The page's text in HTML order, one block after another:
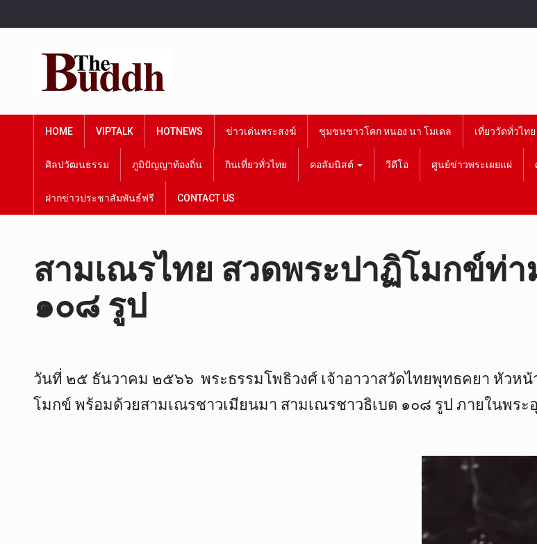
HOME VIPTALK HOTNEWS ข่าวเด่นพระสงฆ์ ชุมชนชาวโคก หนอง นา โมเดล เที่ยววัดทั่วไทย
ศิลปวัฒนธรรม ภูมิปัญญาท้องถิ่น กินเที่ยวทั่วไทย คอลัมนิสต์ วีดีโอ ศูนย์ข่าวพระเผยแผ่
ฝากข่าวประชาสัมพันธ์ฟรี CONTACT US
สามเณรไทย สวดพระปาฏิโมกข์ท่
๑๐๘ รูป
วันที่ ๒๕ ธันวาคม ๒๕๖๖ พระธรรมโพธิวงศ์ เจ้าอาวาสวัดไทยพุทธคยา หัวห
โมกข์ พร้อมด้วยสามเณรชาวเมียนมา สามเณรชาวธิเบต ๑๐๘ รูป ภายในพระ